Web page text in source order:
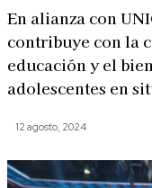
En alianza con
contribuye con la
educación y el
adolescentes en
12 agosto, 2024